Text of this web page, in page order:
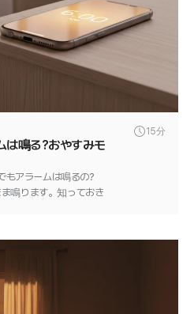
15分
は鳴る?おやすみモ
もアラームは鳴るの?
鳴ります。知っておき